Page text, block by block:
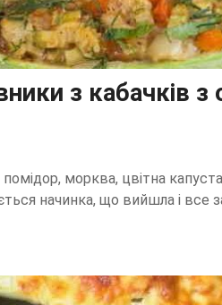
з кабачків
морква, цвітна
начинка, що вийшла і все